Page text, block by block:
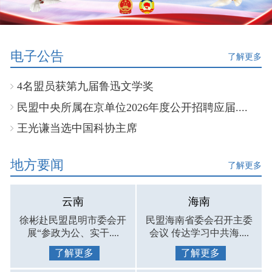
电子公告 了解更多
4名盟员获第九届鲁迅文学奖
民盟中央所属在京单位2026年度公开招聘应届....
王光谦当选中国科协主席
地方要闻 了解更多
云南
徐彬赴民盟昆明市委会开
展“参政为公、实干....
了解更多
海南
民盟海南省委会召开主委
会议 传达学习中共海....
了解更多